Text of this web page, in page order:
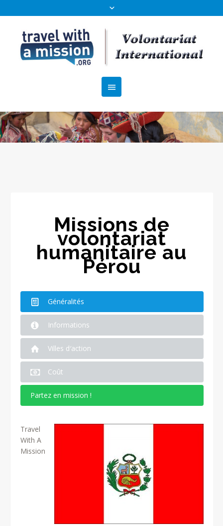
Missions de
volontariat
humanitaire au
Pérou
Généralités
Informations
Villes d′action
Coût
Partez en mission !
Travel
With A
Mission